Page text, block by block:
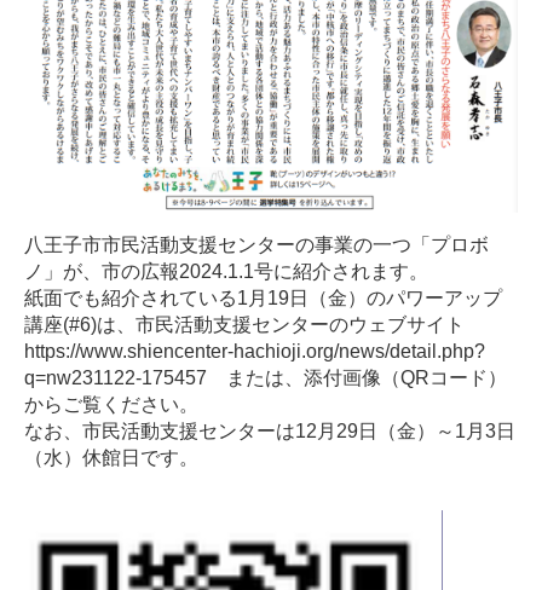
八王子市市民活動支援センターの事業の一つ「プロボ
ノ」が、市の広報2024.1.1号に紹介されます。
紙面でも紹介されている1月19日（金）のパワーアップ
講座(#6)は、市民活動支援センターのウェブサイト
https://www.shiencenter-hachioji.org/news/detail.php?
q=nw231122-175457 または、添付画像（QRコード）
からご覧ください。
なお、市民活動支援センターは12月29日（金）～1月3日
（水）休館日です。